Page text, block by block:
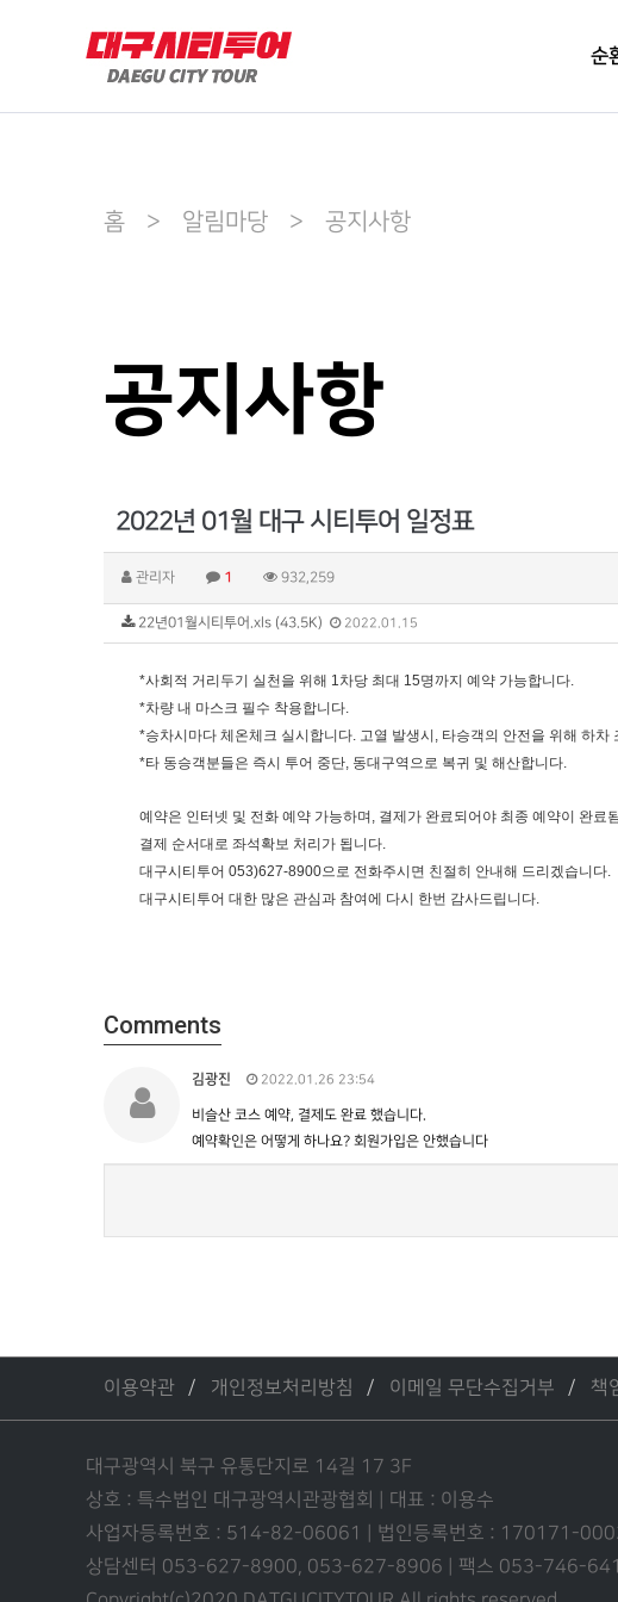
순
홈 > 알림마당 > 공지사항
공지사항
2022년 01월 대구 시티투어 일정표
관리자 1 932,259
22년01월시티투어.xls (43.5K) 2022.01.15
*사회적 거리두기 실천을 위해 1차당 최대 15명까지 예약 가능합니다.
*차량 내 마스크 필수 착용합니다.
*승차시마다 체온체크 실시합니다. 고열 발생시, 타승객의 안전을 위해 하차
*타 동승객분들은 즉시 투어 중단, 동대구역으로 복귀 및 해산합니다.
예약은 인터넷 및 전화 예약 가능하며, 결제가 완료되어야 최종 예약이 완료
결제 순서대로 좌석확보 처리가 됩니다.
대구시티투어 053)627-8900으로 전화주시면 친절히 안내해 드리겠습니다.
대구시티투어 대한 많은 관심과 참여에 다시 한번 감사드립니다.
Comments
김광진 2022.01.26 23:54
비슬산 코스 예약, 결제도 완료 했습니다.
예약확인은 어떻게 하나요? 회원가입은 안했습니다
이용약관 개인정보처리방침 이메일 무단수집거부 책
대구광역시 북구 유통단지로 14길 17 3F
상호 : 특수법인 대구광역시관광협회 | 대표 : 이용수
사업자등록번호 : 514-82-06061 | 법인등록번호 : 170171-
상담센터 053-627-8900, 053-627-8906 | 팩스 053-746-